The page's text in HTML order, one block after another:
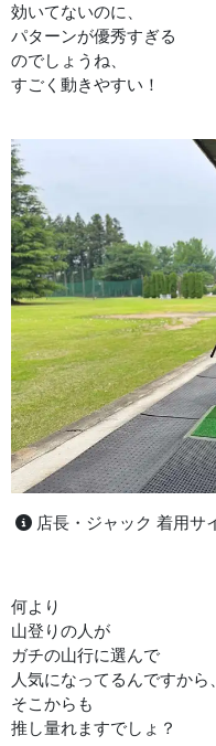
効いてないのに、
パターンが優秀すぎる
のでしょうね、
すごく動きやすい！
店長・ジャック 着用サ
何より
山登りの人が
ガチの山行に選んで
人気になってるんですから、
そこからも
推し量れますでしょ？